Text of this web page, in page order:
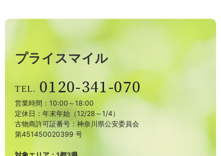
プライスマイル
0120-341-070
営業時間：10:00～18:00
定休日：年末年始（12/28～1/4）
古物商許可証番号：神奈川県公安委員会
第451450020399 号